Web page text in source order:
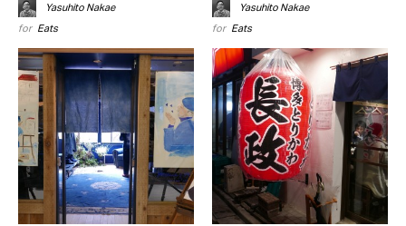
Yasuhito Nakae
for Eats
Yasuhito Nakae
for Eats